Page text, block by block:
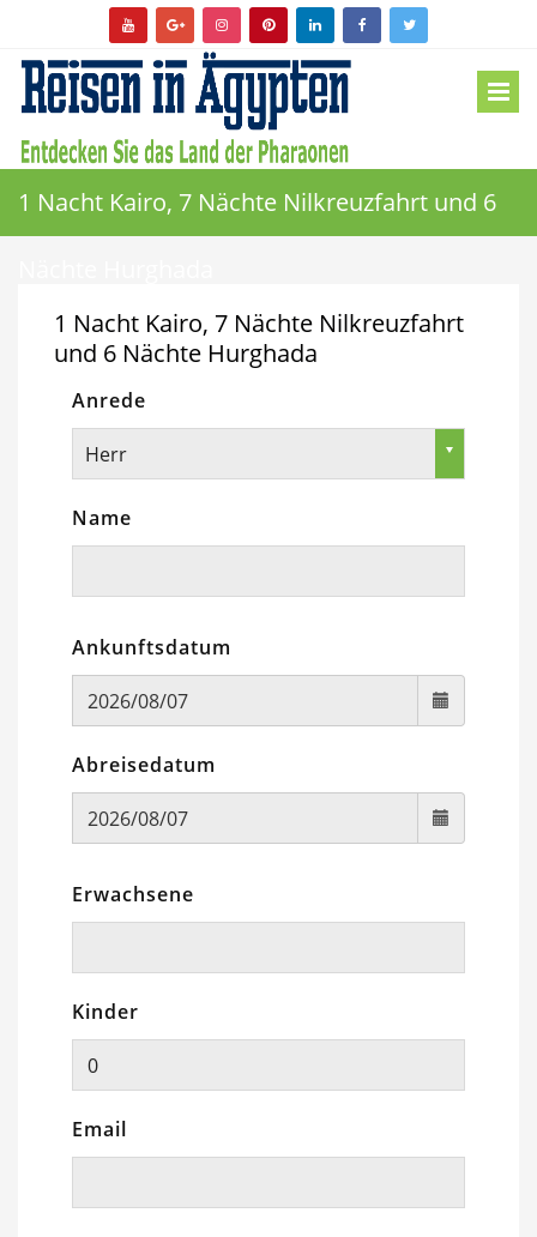
1 Nacht Kairo, 7 Nächte Nilkreuzfahrt und 6
1 Nacht Kairo, 7 Nächte Nilkreuzfahrt
und 6 Nächte Hurghada
Anrede
Herr
Name
Ankunftsdatum
Abreisedatum
Erwachsene
Kinder
Email